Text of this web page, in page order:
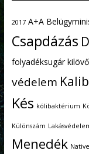
2017 A+A
Csapdázás
folyadéksugár kilövő
védelem
Kés kólibaktérium
Különszám
Menedék